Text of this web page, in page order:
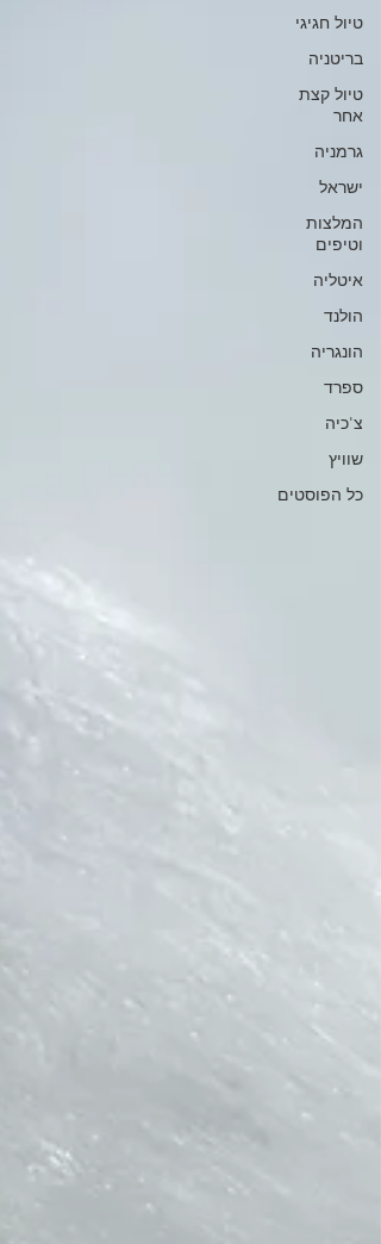
טיול חגיגי
בריטניה
טיול קצת
אחר
גרמניה
ישראל
המלצות
וטיפים
איטליה
הולנד
הונגריה
ספרד
צ'כיה
שוויץ
כל הפוסטים